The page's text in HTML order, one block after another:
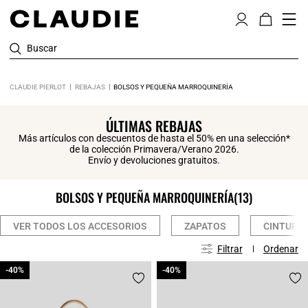
Buscar
CLAUDIE PIERLOT REBAJAS BOLSOS Y PEQUEÑA MARROQUINERÍA
ÚLTIMAS REBAJAS
Más artículos con descuentos de hasta el 50% en una selección*
de la colección Primavera/Verano 2026.
Envío y devoluciones gratuitos.
BOLSOS Y PEQUEÑA MARROQUINERÍA(13)
VER TODOS LOS ACCESORIOS ZAPATOS
Filtrar Ordenar
-40%
-40% -40%
-40%